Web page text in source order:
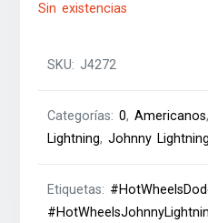
Sin existencias
SKU:J4272
Categorías:0,Americanos
Lightning,Johnny
Etiquetas: